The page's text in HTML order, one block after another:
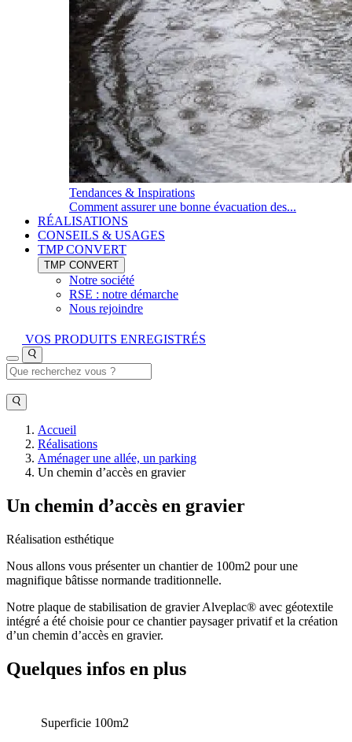
Tendances & Inspirations
Comment assurer une bonne évacuation des...
RÉALISATIONS
CONSEILS & USAGES
TMP CONVERT
TMP CONVERT
Notre société
RSE : notre démarche
Nous rejoindre
VOS PRODUITS ENREGISTRÉS
Accueil
Réalisations
Aménager une allée, un parking
Un chemin d’accès en gravier
Un chemin d’accès en gravier
Réalisation esthétique
Nous allons vous présenter un chantier de 100m2 pour une
magnifique bâtisse normande traditionnelle.
Notre plaque de stabilisation de gravierAlveplac® avec géotextile
intégré a été choisie pour ce chantierpaysager privatif et la création
d’un chemin d’accès en gravier.
Quelques infos en plus
Superficie 100m2